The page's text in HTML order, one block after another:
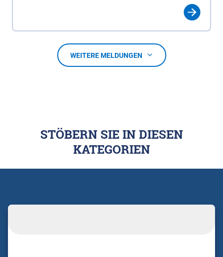
WEITERE MELDUNGEN
STÖBERN SIE IN DIESEN
KATEGORIEN